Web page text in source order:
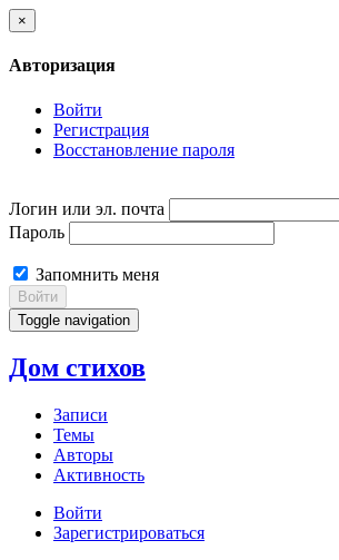
×
Авторизация
Войти
Регистрация
Восстановление пароля
Логин или эл. почта
Пароль
Запомнить меня
Войти
Toggle navigation
Дом стихов
Записи
Темы
Авторы
Активность
Войти
Зарегистрироваться